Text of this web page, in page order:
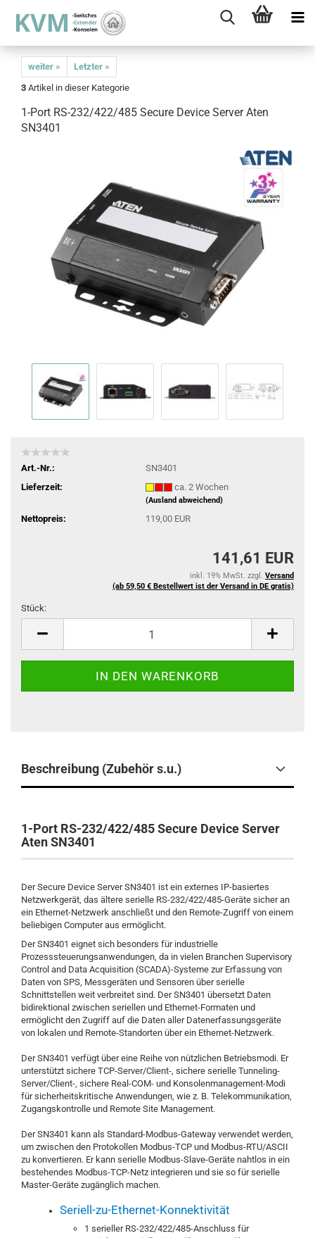
weiter »
Letzter »
3 Artikel in dieser Kategorie
1-Port RS-232/422/485 Secure Device Server Aten
SN3401
Art.-Nr.:
SN3401
Lieferzeit:
ca. 2 Wochen
(Ausland abweichend)
Nettopreis: 119,00 EUR
141,61 EUR
inkl. 19% MwSt. zzgl. Versand
(ab 59,50 € Bestellwert ist der Versand in DE gratis)
Stück:
Beschreibung (Zubehör s.u.)
1-Port RS-232/422/485 Secure Device Server
Aten SN3401
Der Secure Device Server SN3401 ist ein externes IP-basiertes
Netzwerkgerät, das ältere serielle RS-232/422/485-Geräte sicher an
ein Ethernet-Netzwerk anschließt und den Remote-Zugriff von einem
beliebigen Computer aus ermöglicht.
Der SN3401 eignet sich besonders für industrielle
Prozesssteuerungsanwendungen, da in vielen Branchen Supervisory
Control and Data Acquisition (SCADA)-Systeme zur Erfassung von
Daten von SPS, Messgeräten und Sensoren über serielle
Schnittstellen weit verbreitet sind. Der SN3401 übersetzt Daten
bidirektional zwischen seriellen und Ethernet-Formaten und
ermöglicht den Zugriff auf die Daten aller Datenerfassungsgeräte
von lokalen und Remote-Standorten über ein Ethernet-Netzwerk.
Der SN3401 verfügt über eine Reihe von nützlichen Betriebsmodi. Er
unterstützt sichere TCP-Server/Client-, sichere serielle Tunneling-
Server/Client-, sichere Real-COM- und Konsolenmanagement-Modi
für sicherheitskritische Anwendungen, wie z. B. Telekommunikation,
Zugangskontrolle und Remote Site Management.
Der SN3401 kann als Standard-Modbus-Gateway verwendet werden,
um zwischen den Protokollen Modbus-TCP und Modbus-RTU/ASCII
zu konvertieren. Er kann serielle Modbus-Slave-Geräte nahtlos in ein
bestehendes Modbus-TCP-Netz integrieren und sie so für serielle
Master-Geräte zugänglich machen.
Seriell-zu-Ethernet-Konnektivität
1 serieller RS-232/422/485-Anschluss für